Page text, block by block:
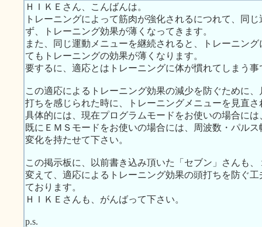
ＨＩＫＥさん、こんばんは。
トレーニングによって筋肉が強化されるにつれて、同
ず、トレーニング効果が薄くなってきます。
また、同じ運動メニューを継続されると、トレーニン
てもトレーニングの効果が薄くなります。
要するに、適応とはトレーニングに体が慣れてしまう事
この適応によるトレーニング効果の減少を防ぐために
打ちを感じられた時に、トレーニングメニューを見直
具体的には、現在プログラムモードをお使いの場合に
既にＥＭＳモードをお使いの場合には、周波数・パル
変化を持たせて下さい。
この掲示板に、以前書き込み頂いた「セブン」さんも
変えて、適応によるトレーニング効果の頭打ちを防ぐ
ております。
ＨＩＫＥさんも、がんばって下さい。
p.s.